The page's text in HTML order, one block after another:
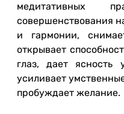
медитативных
совершенствования
и гармонии,
открывает
глаз, дает ясность
усиливает
пробуждает желание.